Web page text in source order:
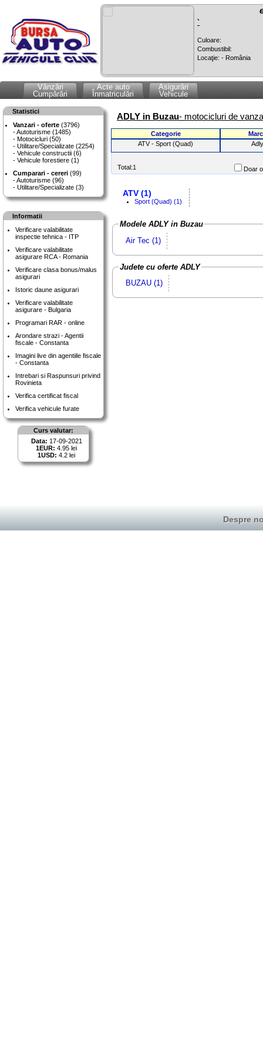
`
Culoare:
Combustibil:
Locaţie: - România
Vânzări
Cumpărări
Acte auto
Înmatriculări
Asigurări
Vehicule
Statistici
Vanzari - oferte (3796)
Autoturisme (1485)
Motocicluri (50)
Utilitare/Specializate (2254)
Vehicule constructii (6)
Vehicule forestiere (1)
Cumparari - cereri (99)
Autoturisme (96)
Utilitare/Specializate (3)
Informatii
Verificare valabilitate
inspectie tehnica - ITP
Verificare valabilitate
asigurare RCA - Romania
Verificare clasa bonus/malus
asigurari
Istoric daune asigurari
Verificare valabilitate
asigurare - Bulgaria
Programari RAR - online
Arondare strazi - Agentii
fiscale - Constanta
Imagini live din agentiile fiscale
- Constanta
Intrebari si Raspunsuri privind
Rovinieta
Verifica certificat fiscal
Verifica vehicule furate
Curs valutar:
Data: 17-09-2021
1EUR: 4.95 lei
1USD: 4.2 lei
ADLY in Buzau- motocicluri de
Categorie
ATV - Sport (Quad)
Adly
Total:1 Doar
ATV (1)
Sport (Quad) (1)
Modele ADLY in Buzau
Air Tec (1)
Judete cu oferte ADLY
BUZAU (1)
Despre